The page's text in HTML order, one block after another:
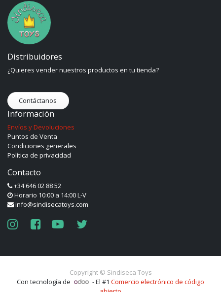
Distribuidores
¿Quieres vender nuestros productos en tu tienda?
Contáctanos
Información
Envíos y Devoluciones
Puntos de Venta
Condiciones generales
Política de privacidad
Contacto
+34 646 02 88 52
Horario 10:00 a 14:00 L-V
info@sindisecatoys.com
Copyright © Sindiseca Toys
Con tecnología de
- El #1 Comercio electrónico de código